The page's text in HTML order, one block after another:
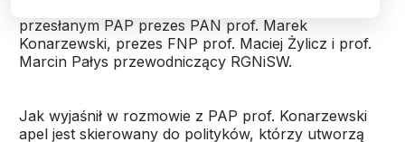
przesłanym PAP prezes PAN prof. Marek
Konarzewski, prezes FNP prof. Maciej Żylicz i prof.
Marcin Pałys przewodniczący RGNiSW.
Jak wyjaśnił w rozmowie z PAP prof. Konarzewski
apel jest skierowany do polityków, którzy utworzą